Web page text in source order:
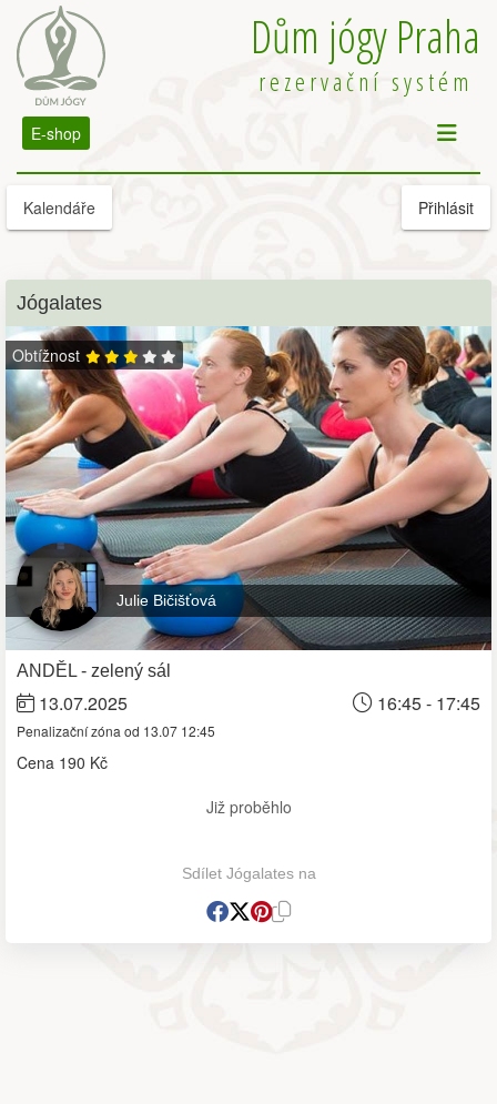
Dům jógy Praha
rezervační systém
E-shop
Kalendáře Přihlásit
Jógalates
Obtížnost
Julie Bičišťová
ANDĚL - zelený sál
13.07.2025 16:45 - 17:45
Penalizační zóna od 13.07 12:45
Cena 190 Kč
Již proběhlo
Sdílet Jógalates na